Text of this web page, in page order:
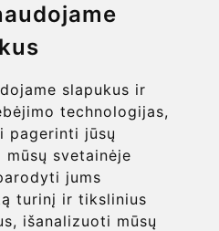
slapukus ir
technologijas,
pagerinti jūsų
mūsų svetainėje
jums
turinį ir tikslinius
išanalizuoti mūsų
More
Blog
with STRIPE